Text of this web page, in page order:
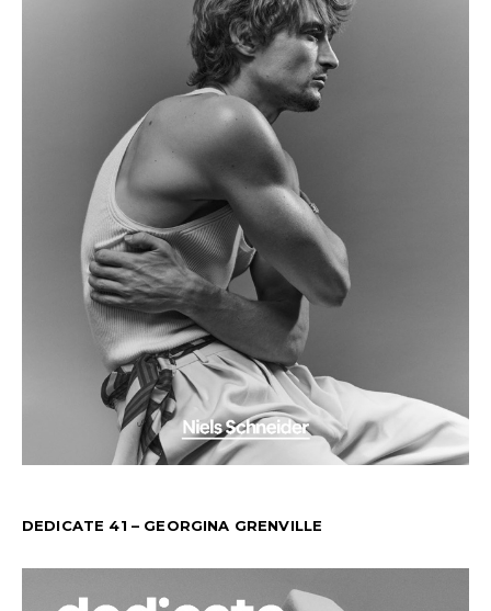
DEDICATE 41 – GEORGINA GRENVILLE